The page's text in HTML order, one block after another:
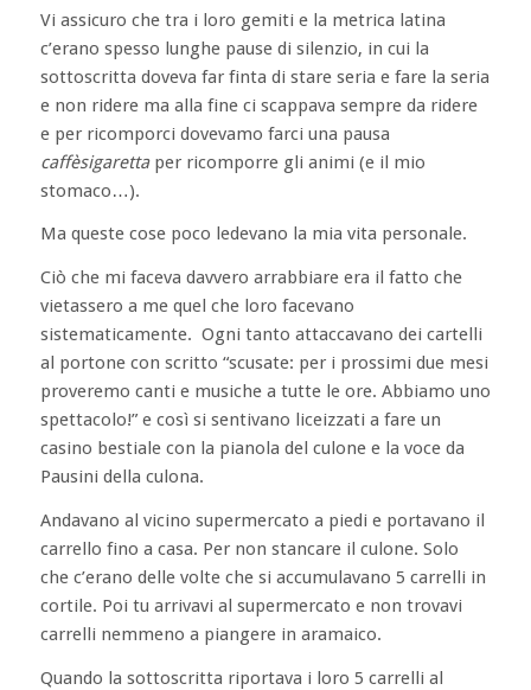
Vi assicuro che tra i loro gemiti e la metrica latina
c’erano spesso lunghe pause di silenzio, in cui la
sottoscritta doveva far finta di stare seria e fare la seria
e non ridere ma alla fine ci scappava sempre da ridere
e per ricomporci dovevamo farci una pausa
caffèsigarettaper ricomporre gli animi (e il mio
stomaco…).
Ma queste cose poco ledevano la mia vita personale.
Ciò che mi faceva davvero arrabbiare era il fatto che
vietassero a me quel che loro facevano
sistematicamente. Ogni tanto attaccavano dei cartelli
al portone con scritto “scusate: per i prossimi due mesi
proveremo canti e musiche a tutte le ore. Abbiamo uno
spettacolo!” e così si sentivano liceizzati a fare un
casino bestiale con la pianola del culone e la voce da
Pausini della culona.
Andavano al vicino supermercato a piedi e portavano il
carrello fino a casa. Per non stancare il culone. Solo
che c’erano delle volte che si accumulavano 5 carrelli in
cortile. Poi tu arrivavi al supermercato e non trovavi
carrelli nemmeno a piangere in aramaico.
Quando la sottoscritta riportava i loro 5 carrelli al